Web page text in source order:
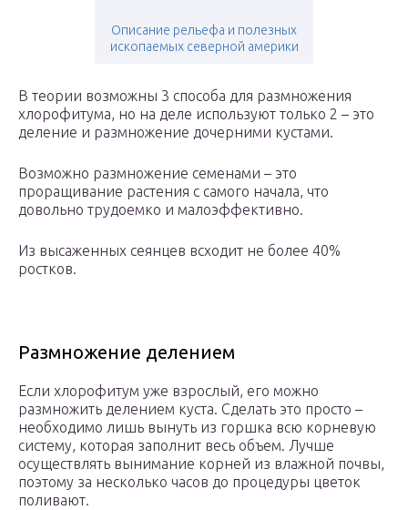
Описание рельефа и полезных
ископаемых северной америки
В теории возможны 3 способа для размножения
хлорофитума, но на деле используют только 2 – это
деление и размножение дочерними кустами.
Возможно размножение семенами – это
проращивание растения с самого начала, что
довольно трудоемко и малоэффективно.
Из высаженных сеянцев всходит не более 40%
ростков.
Размножение делением
Если хлорофитум уже взрослый, его можно
размножить делением куста. Сделать это просто –
необходимо лишь вынуть из горшка всю корневую
систему, которая заполнит весь объем. Лучше
осуществлять вынимание корней из влажной почвы,
поэтому за несколько часов до процедуры цветок
поливают.